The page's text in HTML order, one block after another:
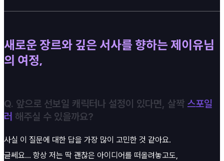
새로운 장르와 깊은 서사를 향하는 제이유님
의 여정,
Q. 앞으로 선보일 캐릭터나 설정이 있다면, 살짝 스포일
러 해주실 수 있을까요?
사실 이 질문에 대한 답을 가장 많이 고민한 것 같아요.
글쎄요... 항상 저는 딱 괜찮은 아이디어를 떠올려놓고도,